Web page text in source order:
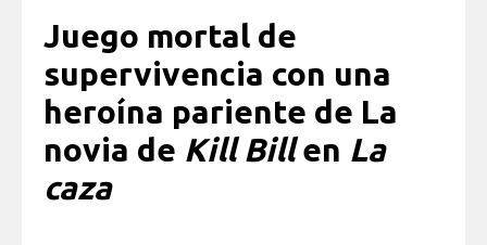
Juego mortal de
supervivencia con una
heroína pariente de La
novia de Kill Billen La
caza